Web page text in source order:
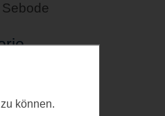
Update
können.